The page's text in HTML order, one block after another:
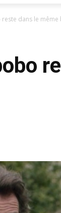
dans le même